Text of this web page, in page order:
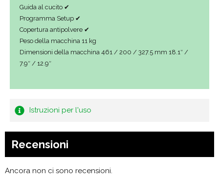
Guida al cucito ✔
Programma Setup ✔
Copertura antipolvere ✔
Peso della macchina 11 kg
Dimensioni della macchina 461 / 200 / 327.5 mm 18.1″ /
7.9″ / 12.9″
Istruzioni per l'uso
Recensioni
Ancora non ci sono recensioni.